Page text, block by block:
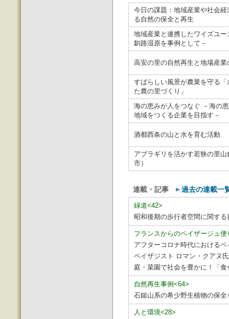
今日の課題：地域産業や社会経
る自然の保全と再生
地域産業と連携したワイズユー
釧路湿原を事例として－
高安の里の自然再生と地場産業
すばらしい風景が農業を守る「
た農の里づくり」
海の恵みが人をつなぐ －海の
地域をつくる企業を目指す－
酒都西条の山と水を育む活動
アブラギリを活かす若狭の里山
市）
連載・記事 過去の連載一
緑道<42>
昭和後期の歩行者空間に関する
フランスからのペイザージュ便
アフターコロナ時代における
ペイザジスト ロマン・クアヌ
庭・菜園で社会を豊かに！「
自然再生事例<64>
石鎚山系の希少野生植物の保全
人と環境<28>